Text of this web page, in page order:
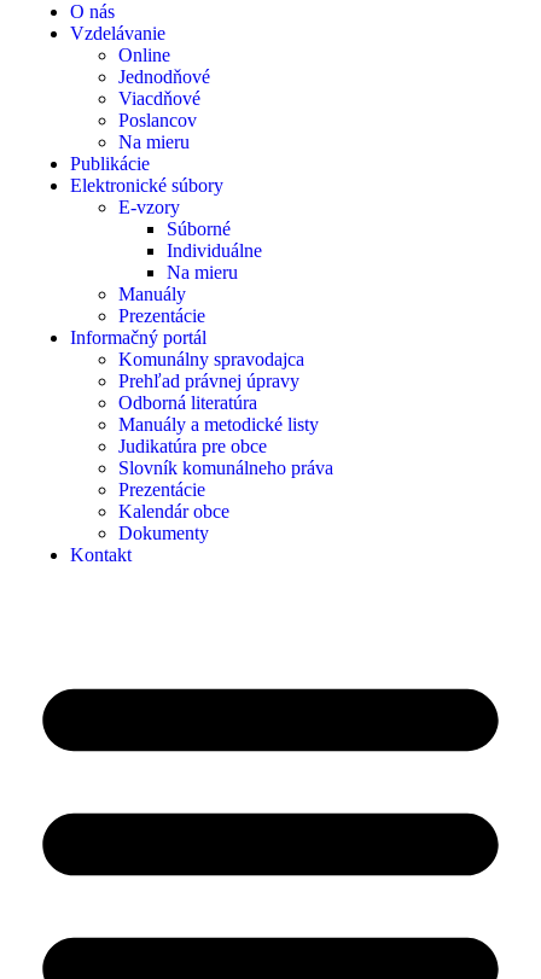
O nás
Vzdelávanie
Online
Jednodňové
Viacdňové
Poslancov
Na mieru
Publikácie
Elektronické súbory
E-vzory
Súborné
Individuálne
Na mieru
Manuály
Prezentácie
Informačný portál
Komunálny spravodajca
Prehľad právnej úpravy
Odborná literatúra
Manuály a metodické listy
Judikatúra pre obce
Slovník komunálneho práva
Prezentácie
Kalendár obce
Dokumenty
Kontakt